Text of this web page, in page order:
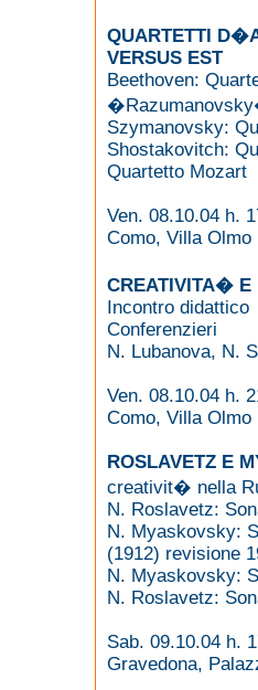
QUARTETTI
VERSUS EST
Beethoven:
Szymanovsky:
Shostakovitch:
Quartetto Mozart
Ven. 08.10.04 h.
Como, Villa Olmo
CREATIVITA� E
Incontro didattico
Conferenzieri
N. Lubanova, N.
Ven. 08.10.04 h.
Como, Villa Olmo
ROSLAVETZ E
creativit� nella
N. Roslavetz:
N. Myaskovsky:
(1912) revisione
N. Myaskovsky:
N. Roslavetz:
Sab. 09.10.04 h.
Gravedona,